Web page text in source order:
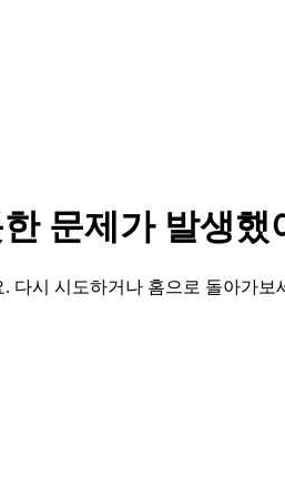
문제가 발생했
. 다시 시도하거나 홈으로 돌아가보